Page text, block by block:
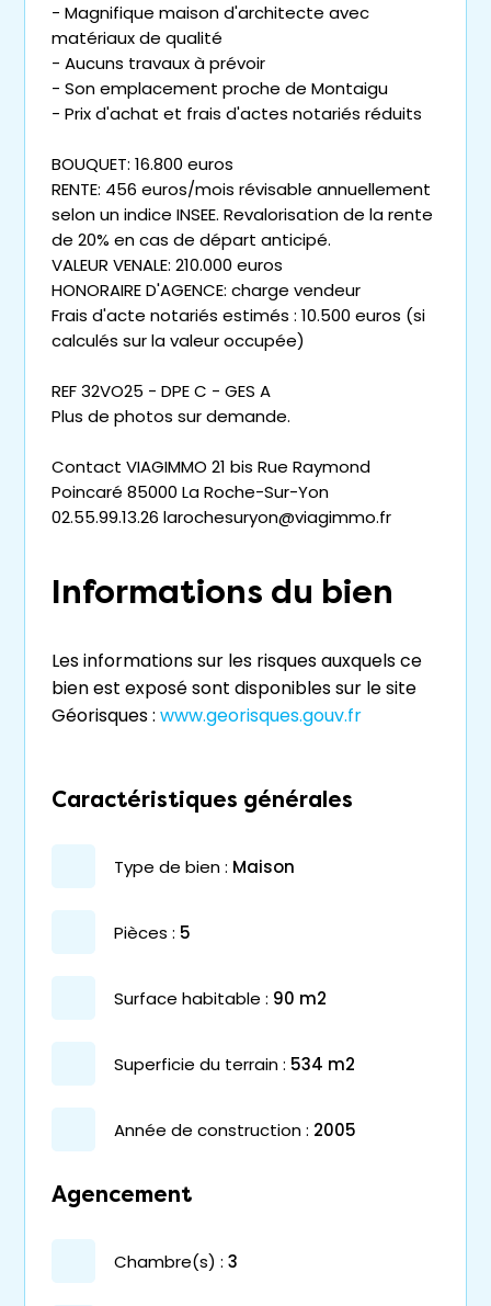
- Magnifique maison d'architecte avec
matériaux de qualité
- Aucuns travaux à prévoir
- Son emplacement proche de Montaigu
- Prix d'achat et frais d'actes notariés réduits
BOUQUET: 16.800 euros
RENTE: 456 euros/mois révisable annuellement
selon un indice INSEE. Revalorisation de la rente
de 20% en cas de départ anticipé.
VALEUR VENALE: 210.000 euros
HONORAIRE D'AGENCE: charge vendeur
Frais d'acte notariés estimés : 10.500 euros (si
calculés sur la valeur occupée)
REF 32VO25 - DPE C - GES A
Plus de photos sur demande.
Contact VIAGIMMO 21 bis Rue Raymond
Poincaré 85000 La Roche-Sur-Yon
02.55.99.13.26 larochesuryon@viagimmo.fr
Informations du bien
Les informations sur les risques auxquels ce
bien est exposé sont disponibles sur le site
Géorisques : www.georisques.gouv.fr
Caractéristiques générales
type de bien : maison
pièces : 5
surface habitable : 90 m2
superficie du terrain : 534 m2
année de construction : 2005
Agencement
chambre(s) : 3